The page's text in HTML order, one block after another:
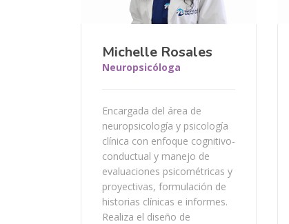
Michelle Rosales
Neuropsicóloga
Encargada del área de
neuropsicología y psicología
clínica con enfoque cognitivo-
conductual y manejo de
evaluaciones psicométricas y
proyectivas, formulación de
historias clínicas e informes.
Realiza el diseño de